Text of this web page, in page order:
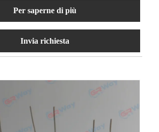
Per saperne di più
Invia richiesta